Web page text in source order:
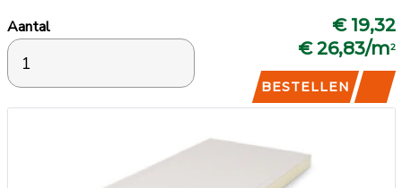
Aantal
€ 19,32
€ 26,83/m2
BESTELLEN